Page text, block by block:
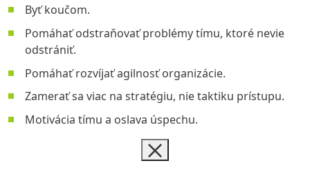
Byť koučom.
Pomáhať odstraňovať problémy tímu, ktoré nevie
odstrániť.
Pomáhať rozvíjať agilnosť organizácie.
Zamerať sa viac na stratégiu, nie taktiku prístupu.
Motivácia tímu a oslava úspechu.